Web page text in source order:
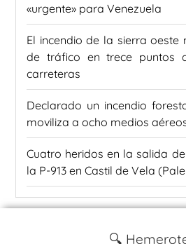
«urgente» para Venezuela
El incendio de la sierra oeste
de tráfico en trece puntos
carreteras
Declarado un incendio
moviliza a ocho medios
Cuatro heridos en la salida
la P-913 en Castil de Vela
🔍